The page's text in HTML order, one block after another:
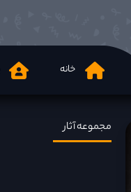
خانه
مجموعه آثار